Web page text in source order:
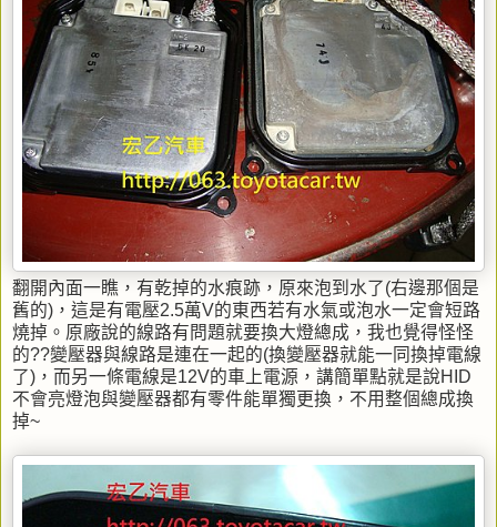
翻開內面一瞧，有乾掉的水痕跡，原來泡到水了(右邊那個是
舊的)，這是有電壓2.5萬V的東西若有水氣或泡水一定會短路
燒掉。原廠說的線路有問題就要換大燈總成，我也覺得怪怪
的??變壓器與線路是連在一起的(換變壓器就能一同換掉電線
了)，而另一條電線是12V的車上電源，講簡單點就是說HID
不會亮燈泡與變壓器都有零件能單獨更換，不用整個總成換
掉~